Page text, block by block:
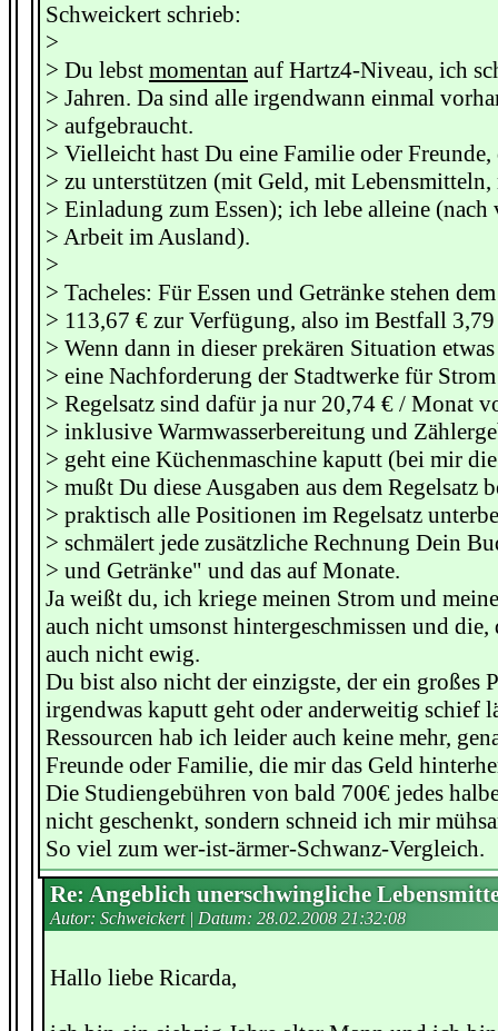
Schweickert schrieb:
>
> Du lebst momentan auf Hartz4-Niveau, ich
> Jahren. Da sind alle irgendwann einmal
> aufgebraucht.
> Vielleicht hast Du eine Familie oder
> zu unterstützen (mit Geld, mit
> Einladung zum Essen); ich lebe alleine (nach
> Arbeit im Ausland).
>
> Tacheles: Für Essen und Getränke stehen
> 113,67 € zur Verfügung, also im Bestfall
> Wenn dann in dieser prekären Situation
> eine Nachforderung der Stadtwerke für
> Regelsatz sind dafür ja nur 20,74 € / Monat
> inklusive Warmwasserbereitung und
> geht eine Küchenmaschine kaputt (bei mir
> mußt Du diese Ausgaben aus dem Regelsatz
> praktisch alle Positionen im Regelsatz
> schmälert jede zusätzliche Rechnung Dein
> und Getränke" und das auf Monate.
Ja weißt du, ich kriege meinen Strom und
auch nicht umsonst hintergeschmissen und die,
auch nicht ewig.
Du bist also nicht der einzigste, der ein großes
irgendwas kaputt geht oder anderweitig schief
Ressourcen hab ich leider auch keine mehr,
Freunde oder Familie, die mir das Geld
Die Studiengebühren von bald 700€ jedes
nicht geschenkt, sondern schneid ich mir
So viel zum wer-ist-ärmer-Schwanz-Vergleich.
Re: Angeblich unerschwingliche
Autor: Schweickert | Datum: 28.02.2008 21:32:08
Hallo liebe Ricarda,